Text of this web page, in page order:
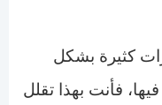
كثيرة بشكل
فأنت بهذا تقلل